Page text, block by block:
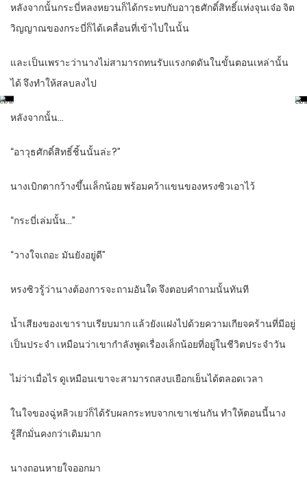
หลังจากนั้นกระบี่หลงหยวนก็ได้กระทบกับอาวุธศักดิ์สิทธิ์แห่งจุนเจ๋อ จิต
วิญญาณของกระบี่ก็ได้เคลื่อนที่เข้าไปในนั้น
และเป็นเพราะว่านางไม่สามารถทนรับแรงกดดันในขั้นตอนเหล่านั้น
ได้ จึงทำให้สลบลงไป
หลังจากนั้น…
“อาวุธศักดิ์สิทธิ์ชิ้นนั้นล่ะ?”
นางเบิกตากว้างขึ้นเล็กน้อย พร้อมคว้าแขนของหรงซิวเอาไว้
“กระบี่เล่มนั้น…”
“วางใจเถอะ มันยังอยู่ดี”
หรงซิวรู้ว่านางต้องการจะถามอันใด จึงตอบคำถามนั้นทันที
น้ำเสียงของเขาราบเรียบมาก แล้วยังแฝงไปด้วยความเกียจคร้านที่มีอยู่
เป็นประจำ เหมือนว่าเขากำลังพูดเรื่องเล็กน้อยที่อยู่ในชีวิตประจำวัน
ไม่ว่าเมื่อไร ดูเหมือนเขาจะสามารถสงบเยือกเย็นได้ตลอดเวลา
ในใจของฉู่หลิวเยว่ก็ได้รับผลกระทบจากเขาเช่นกัน ทำให้ตอนนี้นาง
รู้สึกมั่นคงกว่าเดิมมาก
นางถอนหายใจออกมา